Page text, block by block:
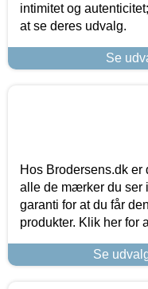
intimitet og
at se deres udvalg.
Se
Hos Brodersens.dk
alle de mærker du ser
garanti for at du får
produkter. Klik her for
Se